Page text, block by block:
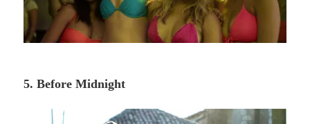
5. Before Midnight